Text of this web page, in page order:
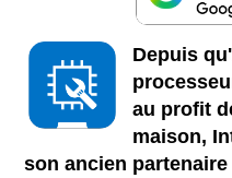
Depuis
au profit
maison,
son ancien